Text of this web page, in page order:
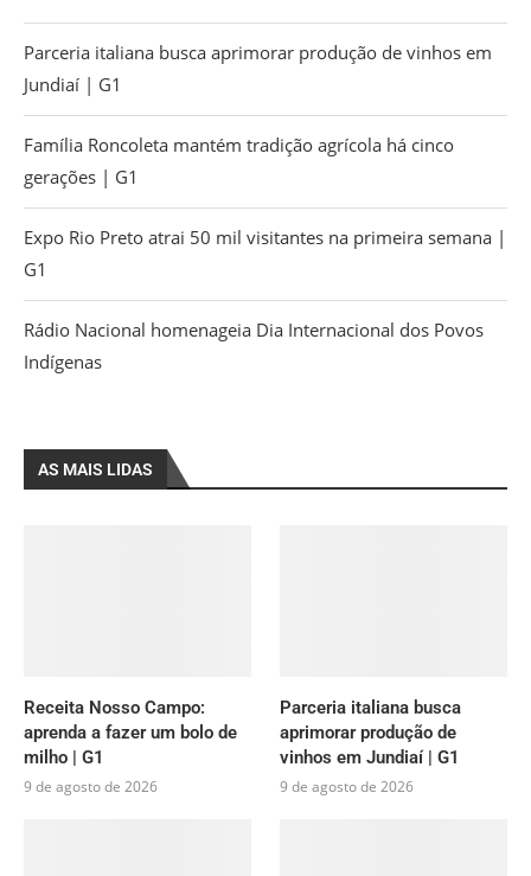
Parceria italiana busca aprimorar produção de vinhos em
Jundiaí | G1
Família Roncoleta mantém tradição agrícola há cinco
gerações | G1
Expo Rio Preto atrai 50 mil visitantes na primeira semana |
G1
Rádio Nacional homenageia Dia Internacional dos Povos
Indígenas
AS MAIS LIDAS
Receita Nosso Campo:
aprenda a fazer um bolo de
milho | G1
9 de agosto de 2026
Parceria italiana busca
aprimorar produção de
vinhos em Jundiaí | G1
9 de agosto de 2026